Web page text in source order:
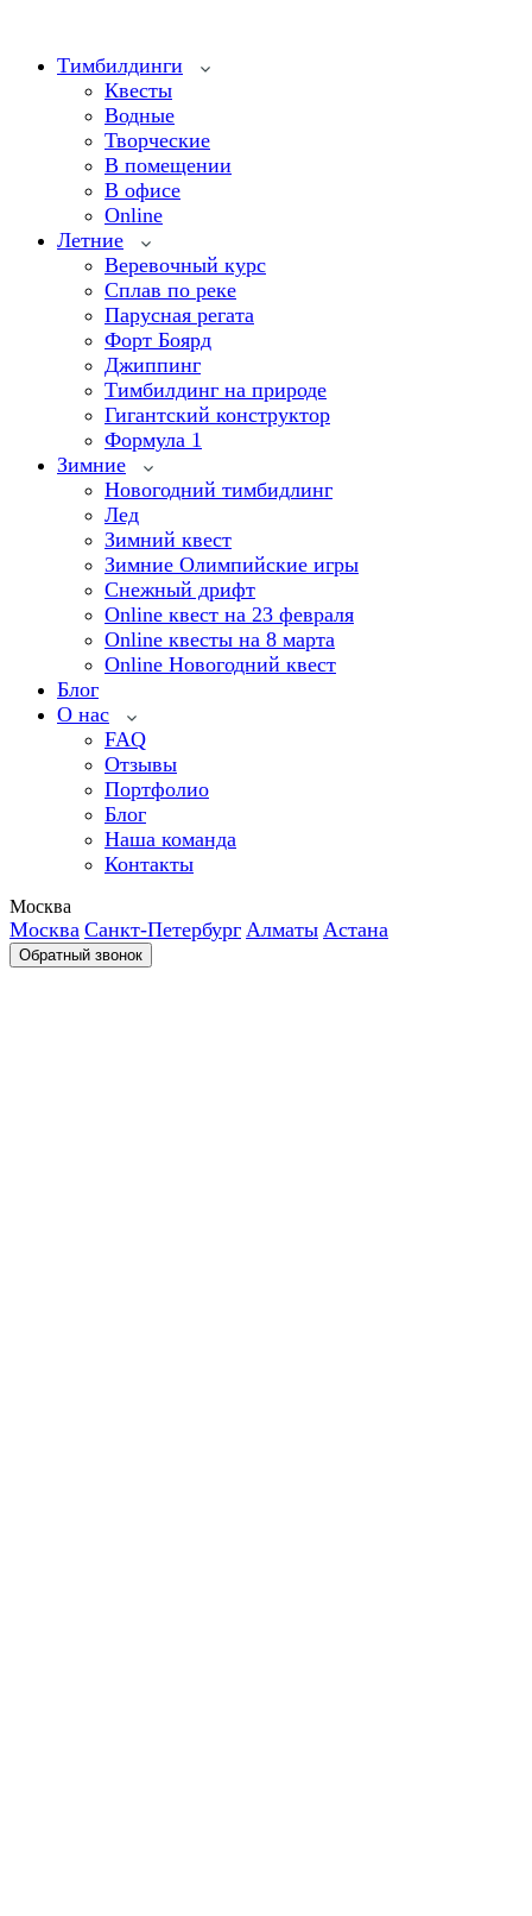
Тимбилдинги
Квесты
Водные
Творческие
В помещении
В офисе
Online
Летние
Веревочный курс
Сплав по реке
Парусная регата
Форт Боярд
Джиппинг
Тимбилдинг на природе
Гигантский конструктор
Формула 1
Зимние
Новогодний тимбидлинг
Лед
Зимний квест
Зимние Олимпийские игры
Снежный дрифт
Online квест на 23 февраля
Online квесты на 8 марта
Online Новогодний квест
Блог
О нас
FAQ
Отзывы
Портфолио
Блог
Наша команда
Контакты
Москва
Москва Санкт-Петербург Алматы Астана
Обратный звонок